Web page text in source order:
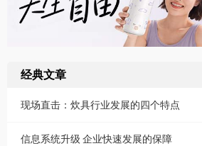
经典文章
现场直击：炊具行业发展的四个特点
信息系统升级 企业快速发展的保障